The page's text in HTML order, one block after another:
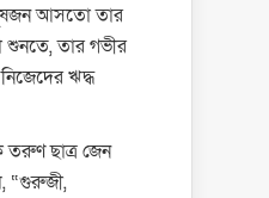
আসতো তার
শুনতে, তার গভীর
ঋদ্ধ
ছাত্র জেন
“গুরুজী,